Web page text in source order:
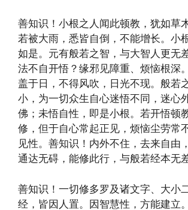
善知识！小根之人闻此顿教，犹如草
若被大雨，悉皆自倒，不能增长。小
如是。元有般若之智，与大智人更无
法不自开悟？缘邪见障重、烦恼根深
盖于日，不得风吹，日光不现。般若
小，为一切众生自心迷悟不同，迷心
佛；未悟自性，即是小根。若开悟顿
修，但于自心常起正见，烦恼尘劳常
见性。善知识！内外不住，去来自由
通达无碍，能修此行，与般若经本无差
善知识！一切修多罗及诸文字、大小
经，皆因人置。因智慧性，方能建立